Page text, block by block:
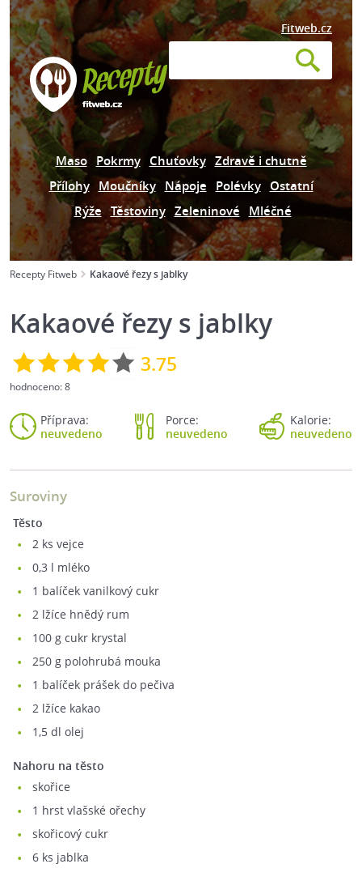
Fitweb.cz
Maso Pokrmy Chuťovky Zdravě i chutně
Přílohy Moučníky Nápoje Polévky Ostatní
Rýže Těstoviny Zeleninové Mléčné
Recepty Fitweb Kakaové řezy s jablky
Kakaové řezy s jablky
3.75
hodnoceno:8
Příprava:
neuvedeno
Porce:
neuvedeno
Kalorie:
neuvedeno
Suroviny
Těsto
2 ks vejce
0,3 l mléko
1 balíček vanilkový cukr
2 lžíce hnědý rum
100 g cukr krystal
250 g polohrubá mouka
1 balíček prášek do pečiva
2 lžíce kakao
1,5 dl olej
Nahoru na těsto
skořice
1 hrst vlašské ořechy
skořicový cukr
6 ks jablka